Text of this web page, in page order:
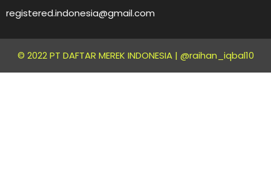
registered.indonesia@gmail.com
© 2022 PT DAFTAR MEREK INDONESIA | @raihan_iqbal10